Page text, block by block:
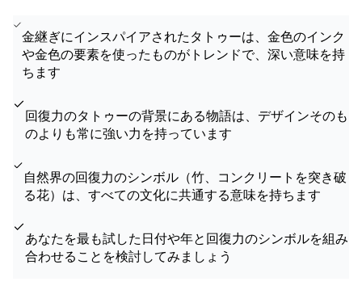
金継ぎにインスパイアされたタトゥーは、金色のインク
や金色の要素を使ったものがトレンドで、深い意味を持
ちます
回復力のタトゥーの背景にある物語は、デザインそのも
のよりも常に強い力を持っています
自然界の回復力のシンボル（竹、コンクリートを突き破
る花）は、すべての文化に共通する意味を持ちます
あなたを最も試した日付や年と回復力のシンボルを組み
合わせることを検討してみましょう